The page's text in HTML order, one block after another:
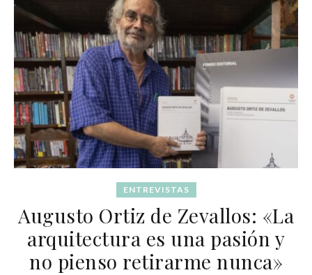
ENTREVISTAS
Augusto Ortiz de Zevallos: «La
arquitectura es una pasión y
no pienso retirarme nunca»